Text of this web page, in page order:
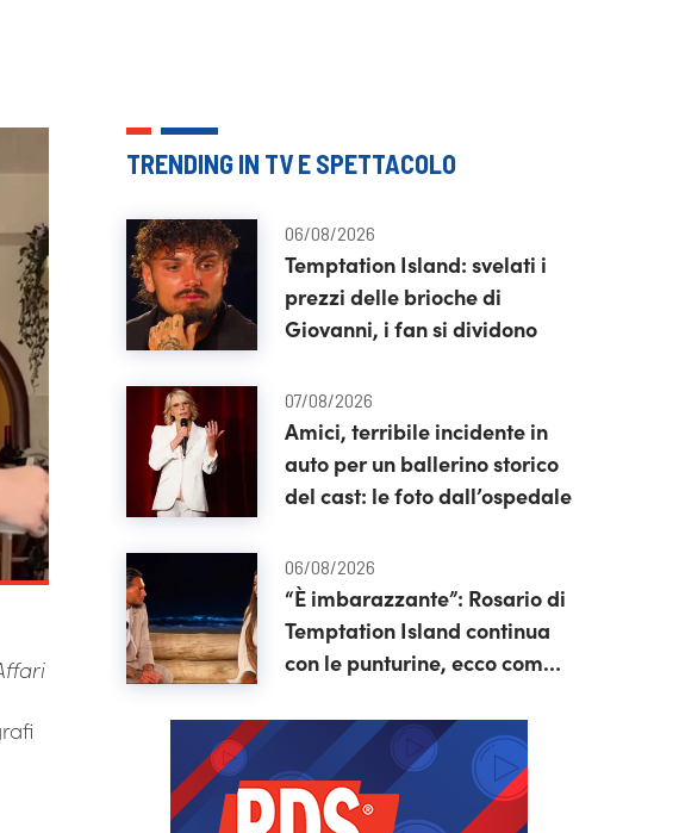
TRENDING IN TV E SPETTACOLO
06/08/2026
Temptation Island: svelati i
prezzi delle brioche di
Giovanni, i fan si dividono
07/08/2026
Amici, terribile incidente in
auto per un ballerino storico
del cast: le foto dall’ospedale
06/08/2026
“È imbarazzante”: Rosario di
Temptation Island continua
con le punturine, ecco come